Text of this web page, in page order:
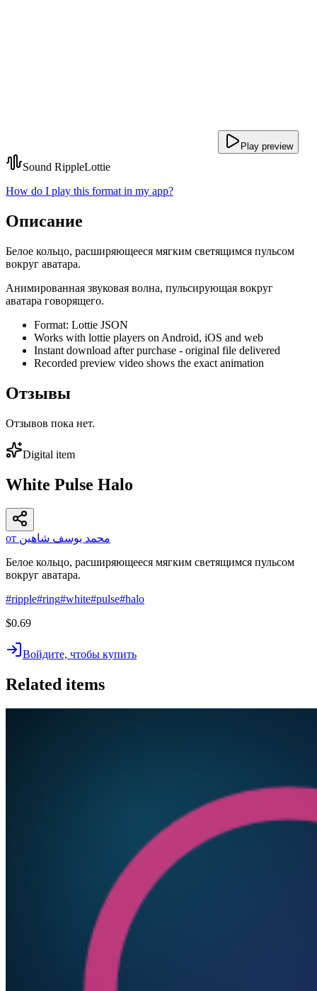
Play preview
Sound RippleLottie
How do I play this format in my app?
Описание
Белое кольцо, расширяющееся мягким светящимся пульсом
вокруг аватара.
Анимированная звуковая волна, пульсирующая вокруг
аватара говорящего.
Format: Lottie JSON
Works with lottie players on Android, iOS and web
Instant download after purchase - original file delivered
Recorded preview video shows the exact animation
Отзывы
Отзывов пока нет.
Digital item
White Pulse Halo
от محمد يوسف شاهين
Белое кольцо, расширяющееся мягким светящимся пульсом
вокруг аватара.
#ripple#ring#white#pulse#halo
$0.69
Войдите, чтобы купить
Related items